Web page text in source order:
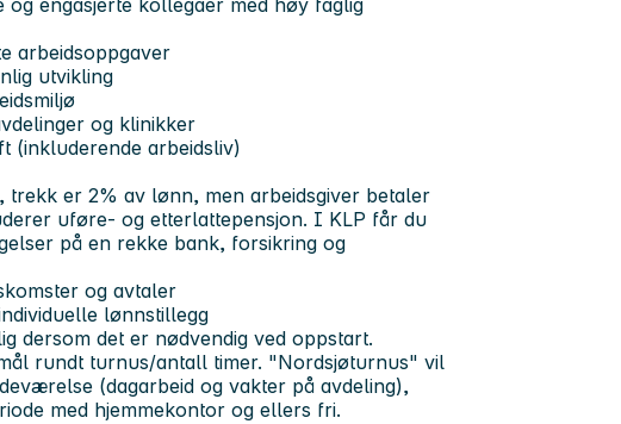
og engasjerte kollegaer med høy faglig
arbeidsoppgaver
utvikling
og klinikker
(inkluderende arbeidsliv)
trekk er 2% av lønn, men arbeidsgiver betaler
uføre- og etterlattepensjon. I KLP får du
på en rekke bank, forsikring og
og avtaler
lønnstillegg
dersom det er nødvendig ved oppstart.
rundt turnus/antall timer. "Nordsjøturnus" vil
(dagarbeid og vakter på avdeling),
med hjemmekontor og ellers fri.